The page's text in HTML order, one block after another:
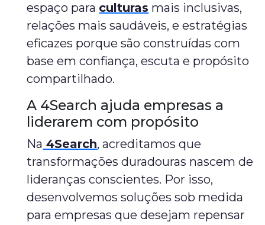
espaço para culturas mais inclusivas,
relações mais saudáveis, e estratégias
eficazes porque são construídas com
base em confiança, escuta e propósito
compartilhado.
A 4Search ajuda empresas a
liderarem com propósito
Na 4Search, acreditamos que
transformações duradouras nascem de
lideranças conscientes. Por isso,
desenvolvemos soluções sob medida
para empresas que desejam repensar